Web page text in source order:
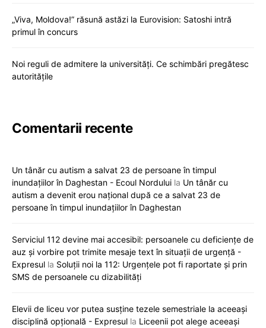
„Viva, Moldova!” răsună astăzi la Eurovision: Satoshi intră
primul în concurs
Noi reguli de admitere la universități. Ce schimbări pregătesc
autoritățile
Comentarii recente
Un tânăr cu autism a salvat 23 de persoane în timpul
inundațiilor în Daghestan - Ecoul Nordului la Un tânăr cu
autism a devenit erou național după ce a salvat 23 de
persoane în timpul inundațiilor în Daghestan
Serviciul 112 devine mai accesibil: persoanele cu deficiențe de
auz și vorbire pot trimite mesaje text în situații de urgență -
Expresul la Soluții noi la 112: Urgențele pot fi raportate și prin
SMS de persoanele cu dizabilități
Elevii de liceu vor putea susține tezele semestriale la aceeași
disciplină opțională - Expresul la Liceenii pot alege aceeași